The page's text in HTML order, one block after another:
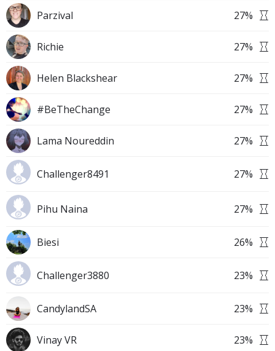
Parzival 27%
Richie 27%
Helen Blackshear 27%
#BeTheChange 27%
Lama Noureddin 27%
Challenger8491 27%
Pihu Naina 27%
Biesi 26%
Challenger3880 23%
CandylandSA 23%
Vinay VR 23%